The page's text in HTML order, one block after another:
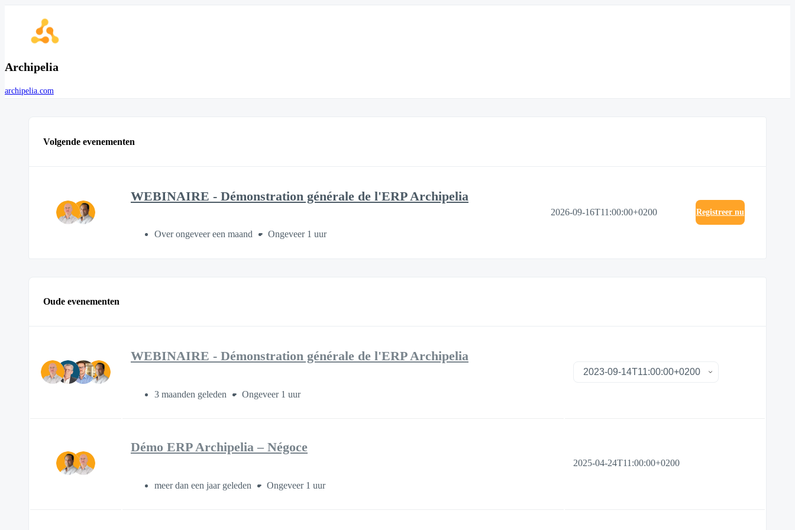
Archipelia
archipelia.com
Volgende evenementen
WEBINAIRE - Démonstration générale de l'ERP Archipelia
Over ongeveer een maand Ongeveer 1 uur
2026-09-16T11:00:00+0200 Registreer nu
Oude evenementen
WEBINAIRE - Démonstration générale de l'ERP Archipelia
3 maanden geleden Ongeveer 1 uur
Démo ERP Archipelia – Négoce
meer dan een jaar geleden Ongeveer 1 uur
2025-04-24T11:00:00+0200